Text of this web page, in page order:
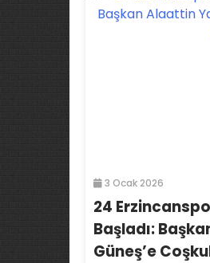
3 Ocak 2026
24
Başladı:
Güneş’e